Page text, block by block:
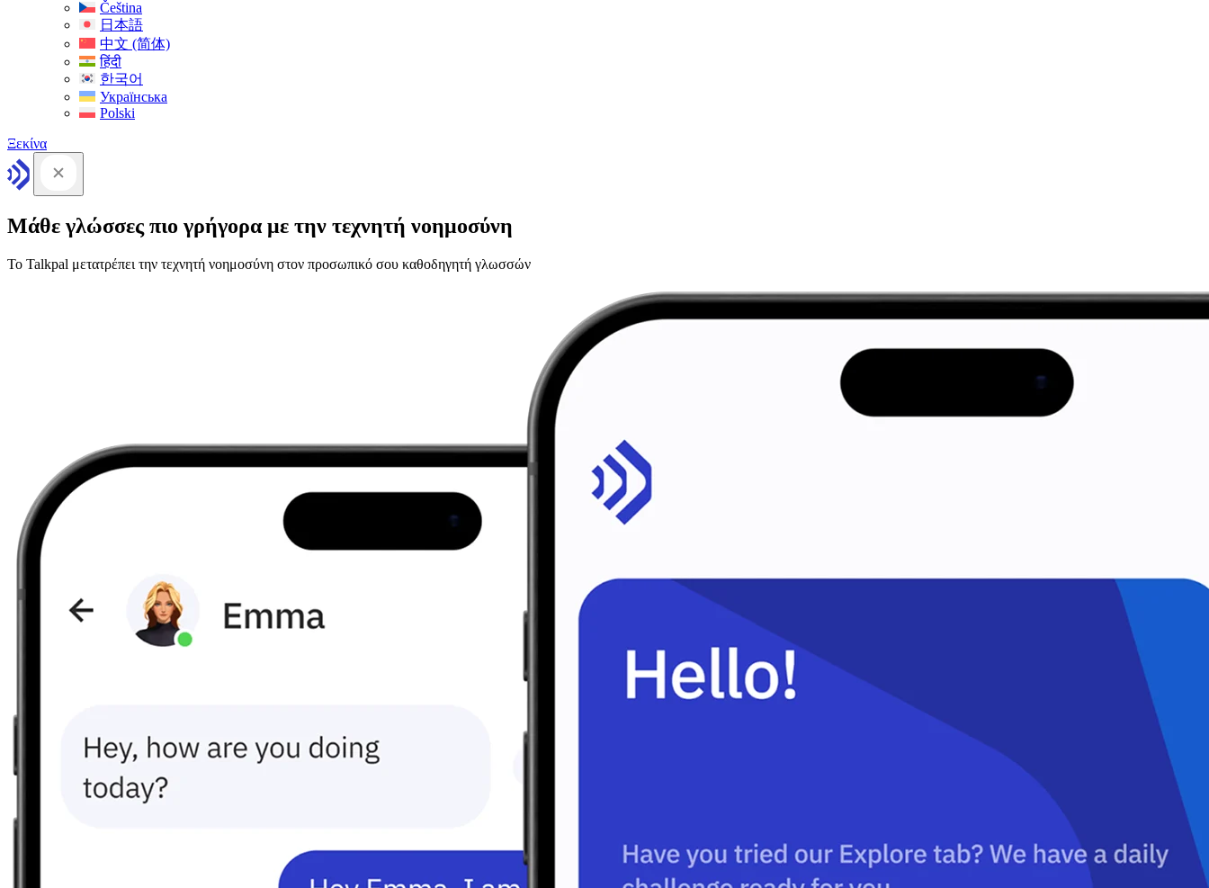
Čeština
日本語
中文 (简体)
हिंदी
한국어
Українська
Polski
Ξεκίνα
Μάθε γλώσσες πιο γρήγορα με την τεχνητή νοημοσύνη
Το Talkpal μετατρέπει την τεχνητή νοημοσύνη στον προσωπικό σου καθοδηγητή γλωσσών